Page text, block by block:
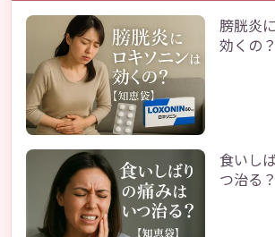
膀胱炎
効くの
食いし
つ治る